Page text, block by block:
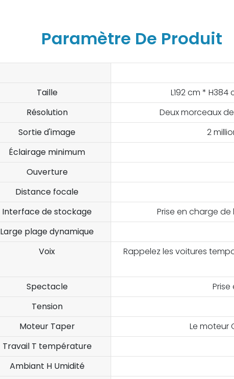
Paramètre De Produit
Taille
L192 cm *
Résolution
Deux morceaux
Sortie d'image
2
Éclairage minimum
Ouverture
Distance focale
Interface de stockage
Prise en charge de
Large plage dynamique
Voix
Rappelez les voitures
Spectacle
Tension
Moteur Taper
Le moteur
Travail T température
Ambiant HUmidité